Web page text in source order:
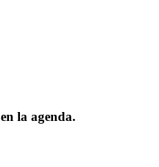
la agenda.